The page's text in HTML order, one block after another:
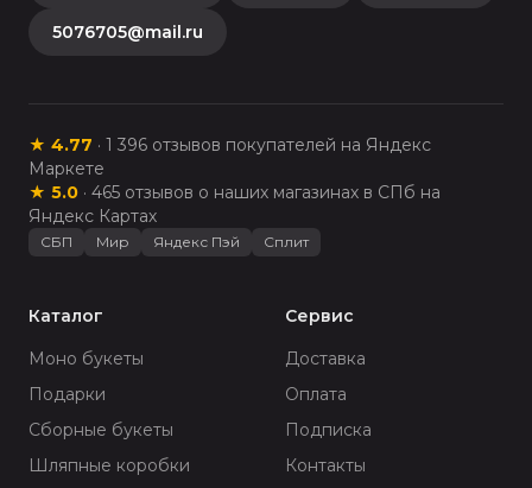
5076705@mail.ru
★ 4.77 · 1 396 отзывов покупателей на Яндекс
Маркете
★ 5.0 · 465 отзывов о наших магазинах в СПб на
Яндекс Картах
СБП Мир Яндекс Пэй Сплит
Каталог
Моно букеты
Подарки
Сборные букеты
Шляпные коробки
Сервис
Доставка
Оплата
Подписка
Контакты